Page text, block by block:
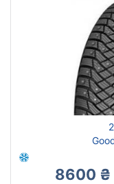
8600 ₴